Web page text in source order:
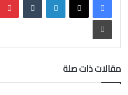
الذاتي التي يقترحها المغرب كحل عملي
وختم السفير المغربي حديثه بالتعبير
محمد السادس من أجل طي صفحة هذا
مقالات ذات صلة